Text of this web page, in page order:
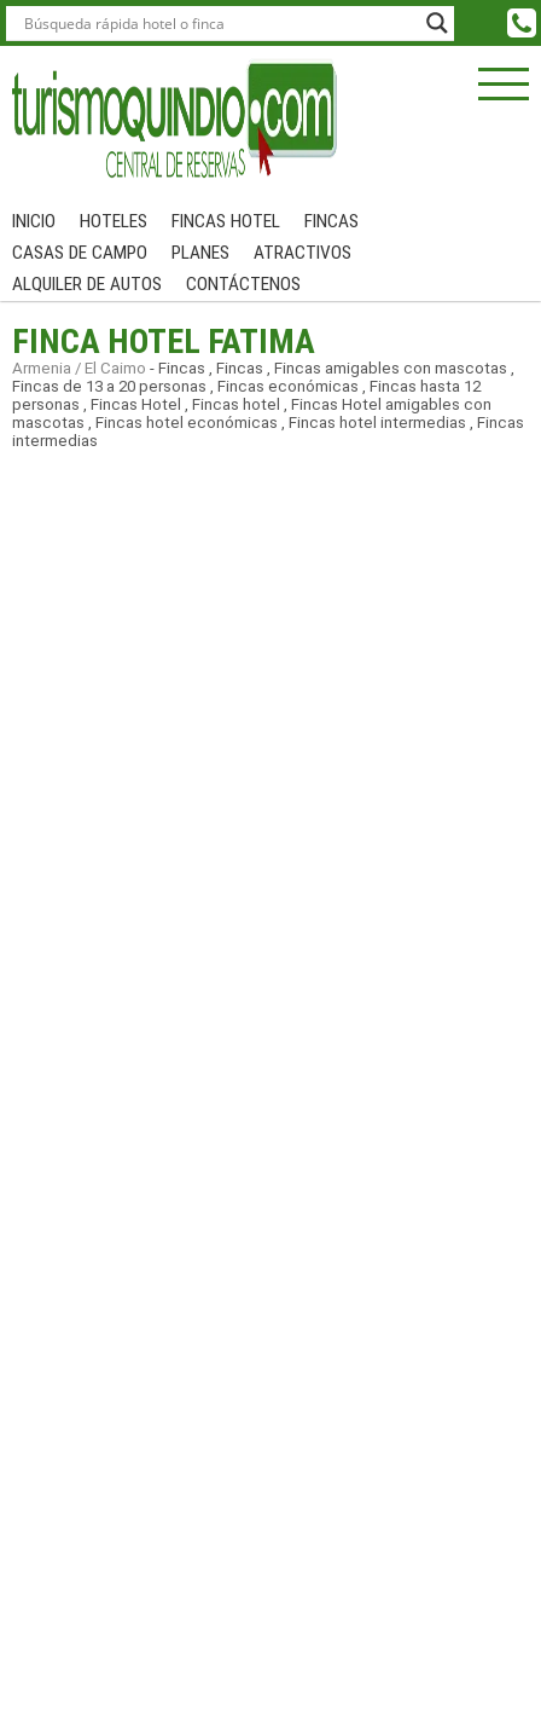
INICIO HOTELES FINCAS HOTEL
FINCAS
CASAS DE CAMPO
PLANES
ATRACTIVOS
ALQUILER DE AUTOS
CONTÁCTENOS
FINCA HOTEL FATIMA
Armenia / El Caimo - Fincas , Fincas , Fincas amigables con mascotas ,
Fincas de 13 a 20 personas , Fincas económicas , Fincas hasta 12
personas , Fincas Hotel , Fincas hotel , Fincas Hotel amigables con
mascotas , Fincas hotel económicas , Fincas hotel intermedias , Fincas
intermedias